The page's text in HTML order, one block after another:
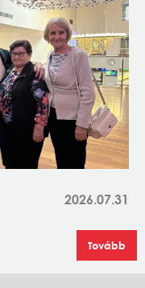
2026.07.31
Tovább